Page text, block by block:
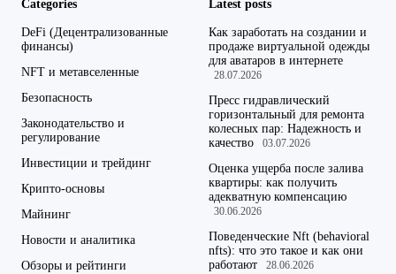
Categories
DeFi (Децентрализованные
финансы)
NFT и метавселенные
Безопасность
Законодательство и
регулирование
Инвестиции и трейдинг
Крипто-основы
Майнинг
Новости и аналитика
Обзоры и рейтинги
Latest posts
Как заработать на создании и
продаже виртуальной одежды
для аватаров в интернете
28.07.2026
Пресс гидравлический
горизонтальный для ремонта
колесных пар: Надежность и
качество
03.07.2026
Оценка ущерба после залива
квартиры: как получить
адекватную компенсацию
30.06.2026
Поведенческие Nft (behavioral
nfts): что это такое и как они
работают
28.06.2026